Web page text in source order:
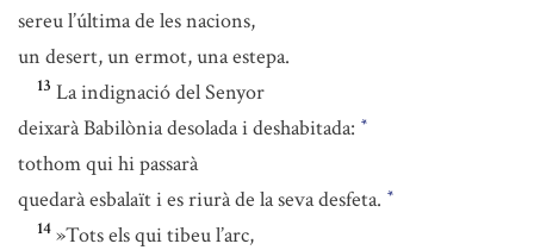
sereu l’última de les nacions,
un desert, un ermot, una estepa.
13 La indignació del Senyor
deixarà Babilònia desolada i deshabitada: *
tothom qui hi passarà
quedarà esbalaït i es riurà de la seva desfeta. *
14 »Tots els qui tibeu l’arc,